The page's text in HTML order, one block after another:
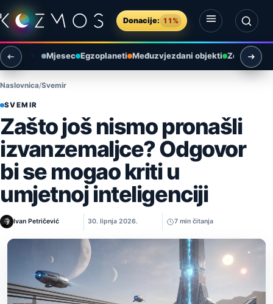
Preskoči na sadržaj
Donacije: 11%
Otvori izbornik
Otvori pretragu
Mjesec Egzoplaneti Međuzvjezdani objekti Zemlja i
Naslovnica Svemir
SVEMIR
Zašto još nismo pronašli
izvanzemaljce? Odgovor
bi se mogao kriti u
umjetnoj inteligenciji
Ivan Petričević 30. lipnja 2026. 7 min čitanja